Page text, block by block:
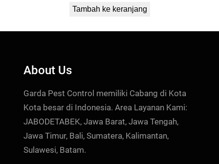
Tambah ke keranjang
About Us
Garda Pest Control memiliki Cabang di Kota
Kota besar di Indonesia. Area Layanan Kami:
JABODETABEK, Jawa Barat, Jawa Tengah,
Jawa Timur, Bali, Sumatera, Kalimantan,
Sulawesi, Batam.